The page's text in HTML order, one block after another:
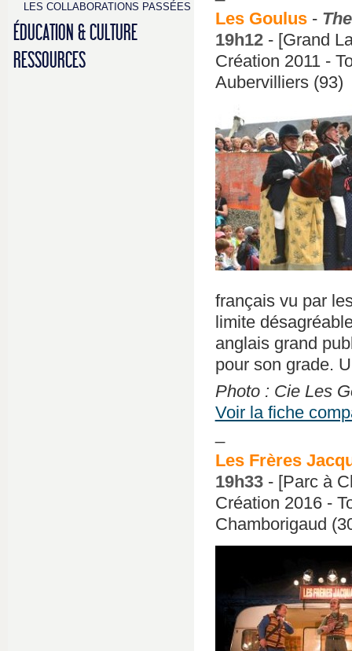
LES COLLABORATIONS PASSÉES
ÉDUCATION & CULTURE
RESSOURCES
Les Goulus-
19h12- [Grand
Création 2011 -
Aubervilliers (93)
français vu par
limite
anglais grand
pour son grade.
Photo : Cie Les
Voir la fiche
Les Frères
19h33- [Parc à
Création 2016 -
Chamborigaud